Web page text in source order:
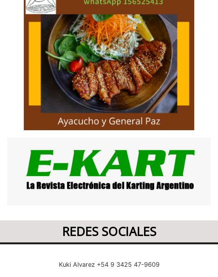
REDES SOCIALES
Kuki Alvarez +54 9 3425 47-9609